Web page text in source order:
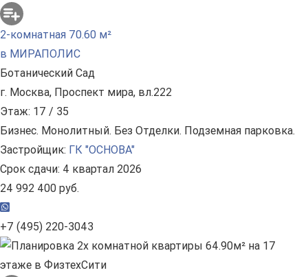
2-комнатная 70.60 м²
в МИРАПОЛИС
Ботанический Сад
г. Москва, Проспект мира, вл.222
Этаж: 17 / 35
Бизнес. Монолитный. Без Отделки. Подземная парковка.
Застройщик: ГК "ОСНОВА"
Срок сдачи: 4 квартал 2026
24 992 400 руб.
+7 (495) 220-3043